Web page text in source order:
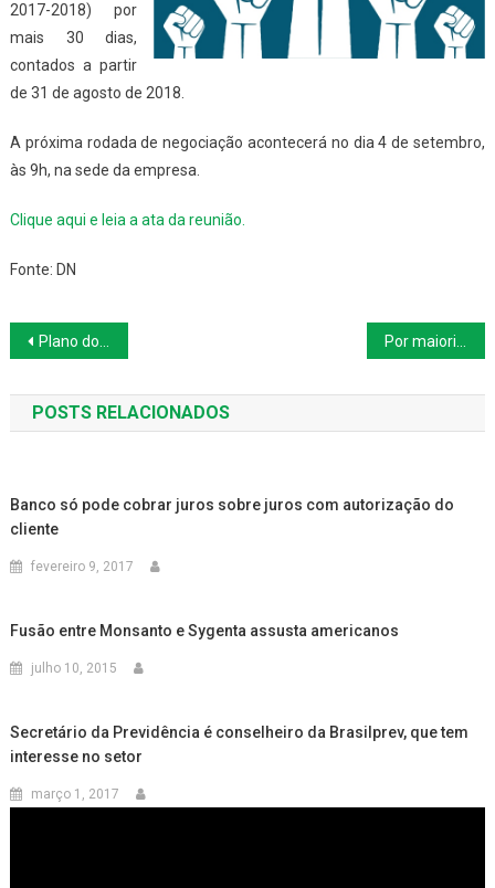
2017-2018) por
mais 30 dias,
contados a partir
de 31 de agosto de 2018.
A próxima rodada de negociação acontecerá no dia 4 de setembro,
às 9h, na sede da empresa.
Clique aqui e leia a ata da reunião.
Fonte: DN
Navegação
de
Post
Plano do PSDB prevê o fechamento de ‘várias estatais’, diz economista
POSTS RELACIONADOS
Banco só pode cobrar juros sobre juros com autorização do
cliente
fevereiro 9, 2017
Fusão entre Monsanto e Sygenta assusta americanos
julho 10, 2015
Secretário da Previdência é conselheiro da Brasilprev, que tem
interesse no setor
março 1, 2017